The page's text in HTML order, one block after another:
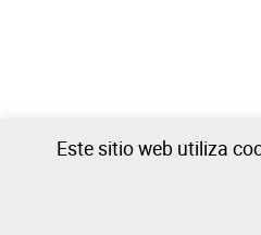
Este sitio web utiliza